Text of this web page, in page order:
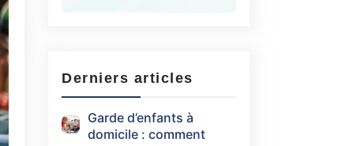
Derniers articles
Garde d’enfants à
domicile : comment